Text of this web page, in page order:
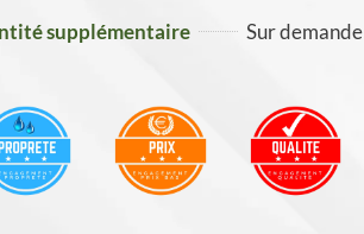
supplémentaire Sur demande